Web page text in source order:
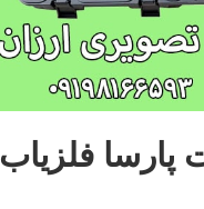
پارسا فلزیاب